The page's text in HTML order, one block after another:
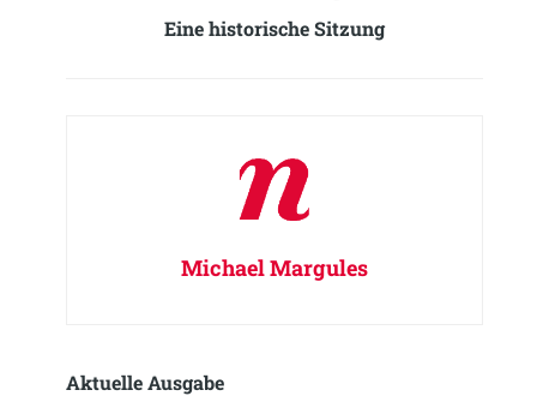
Eine historische Sitzung
Michael Margules
Aktuelle Ausgabe​